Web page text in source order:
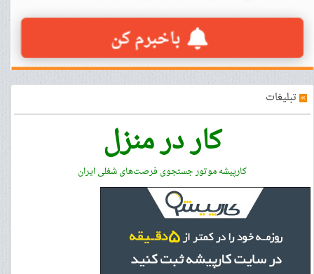
» تبلیغات
کار در منزل
کارپیشه موتور جستجوی فرصت‌های شغلی ایران